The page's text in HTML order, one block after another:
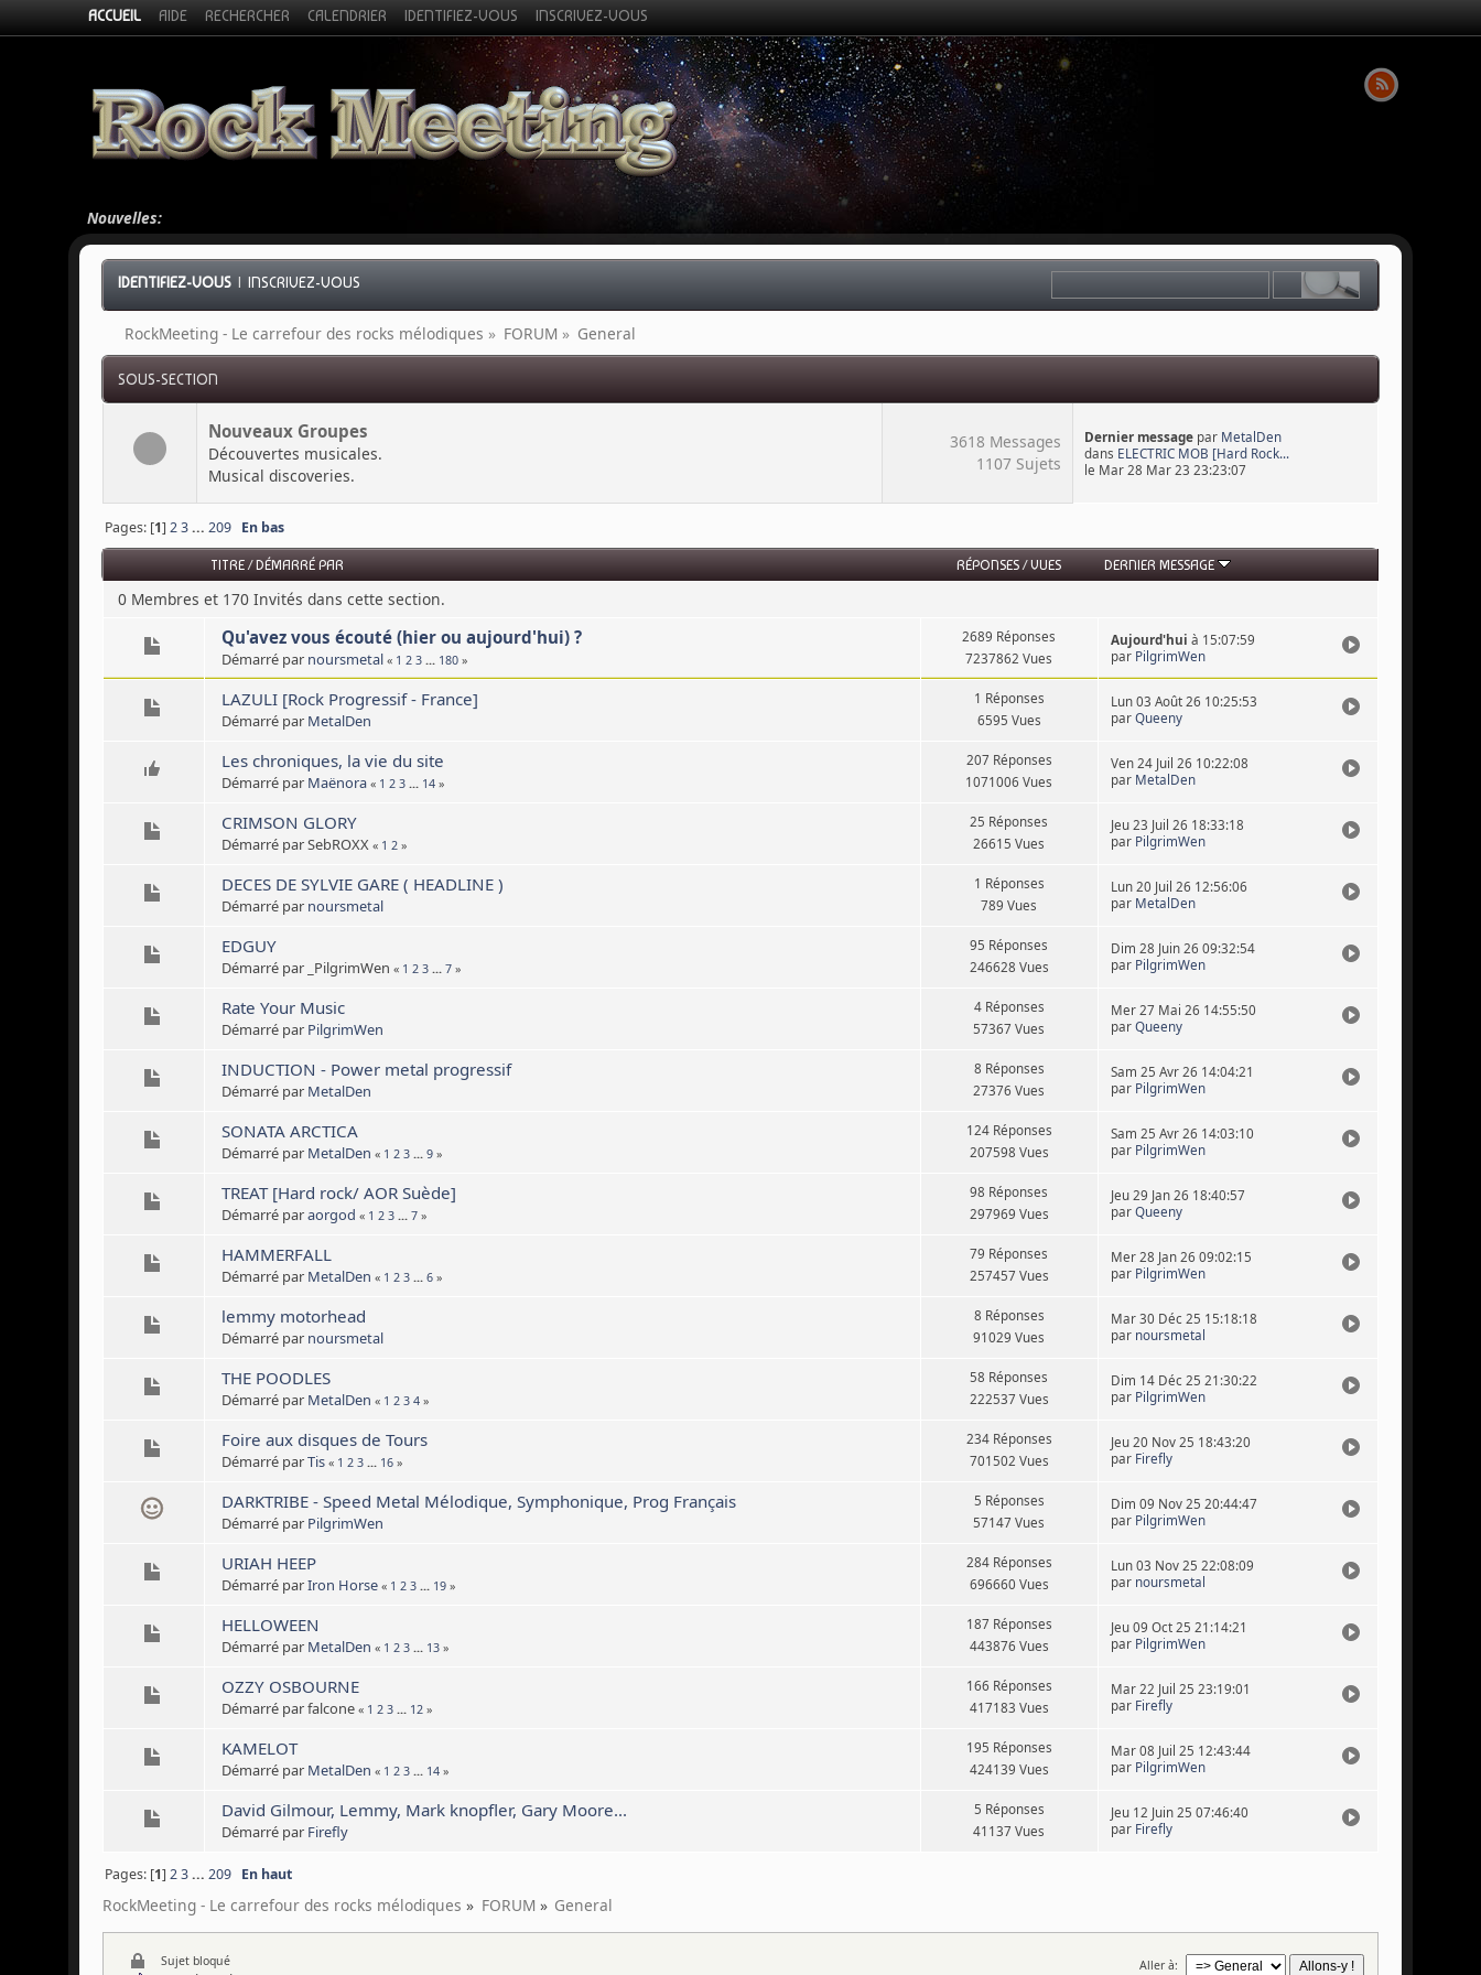
ACCUEIL AIDE RECHERCHER CALENDRIER IDENTIFIEZ-VOUS INSCRIVEZ-VOUS
Nouvelles:
IDENTIFIEZ-VOUS |INSCRIVEZ-VOUS
RockMeeting - Le carrefour des rocks mélodiques » FORUM » General
SOUS-SECTION
Nouveaux Groupes
Découvertes musicales.
Musical discoveries.
3618 Messages
1107 Sujets
Dernier messagepar MetalDen
dans ELECTRIC MOB [Hard Rock...
le Mar 28 Mar 23 23:23:07
Pages: [1]23...209 En bas
TITRE/DÉMARRÉ PAR RÉPONSES/VUES DERNIER MESSAGE
0 Membres et 170 Invités dans cette section.
Qu'avez vous écouté (hier ou aujourd'hui) ?
Démarré par noursmetal « 1 2 3 ... 180»
2689 Réponses
7237862 Vues
Aujourd'hui à 15:07:59
par PilgrimWen
LAZULI [Rock Progressif - France]
Démarré par MetalDen
1 Réponses
6595 Vues
Lun 03 Août 26 10:25:53
parQueeny
Les chroniques, la vie du site
Démarré par Maënora « 1 2 3 ... 14»
207 Réponses
1071006 Vues
Ven 24 Juil 26 10:22:08
par MetalDen
CRIMSON GLORY
Démarré par SebROXX « 1 2»
25 Réponses
26615 Vues
Jeu 23 Juil 26 18:33:18
par PilgrimWen
DECES DE SYLVIE GARE ( HEADLINE )
Démarré par noursmetal
1 Réponses
789 Vues
Lun 20 Juil 26 12:56:06
par MetalDen
EDGUY
Démarré par _PilgrimWen « 1 2 3 ... 7»
95 Réponses
246628 Vues
Dim 28 Juin 26 09:32:54
par PilgrimWen
Rate Your Music
Démarré par PilgrimWen
4 Réponses
57367 Vues
Mer 27 Mai 26 14:55:50
parQueeny
INDUCTION - Power metal progressif
Démarré par MetalDen
8 Réponses
27376 Vues
Sam 25 Avr 26 14:04:21
par PilgrimWen
SONATA ARCTICA
Démarré par MetalDen « 1 2 3 ... 9»
124 Réponses
207598 Vues
Sam 25 Avr 26 14:03:10
par PilgrimWen
TREAT [Hard rock/ AOR Suède]
Démarré paraorgod « 1 2 3 ... 7»
98 Réponses
297969 Vues
Jeu 29 Jan 26 18:40:57
parQueeny
HAMMERFALL
Démarré par MetalDen « 1 2 3 ... 6»
79 Réponses
257457 Vues
Mer 28 Jan 26 09:02:15
par PilgrimWen
lemmy motorhead
Démarré par noursmetal
8 Réponses
91029 Vues
Mar 30 Déc 25 15:18:18
par noursmetal
THE POODLES
Démarré par MetalDen « 1 2 3 4»
58 Réponses
222537 Vues
Dim 14 Déc 25 21:30:22
par PilgrimWen
Foire aux disques de Tours
Démarré parTis « 1 2 3 ... 16»
234 Réponses
701502 Vues
Jeu 20 Nov 25 18:43:20
par Firefly
DARKTRIBE - Speed Metal Mélodique, Symphonique, Prog Français
Démarré par PilgrimWen
5 Réponses
57147 Vues
Dim 09 Nov 25 20:44:47
par PilgrimWen
URIAH HEEP
Démarré parIron Horse « 1 2 3 ... 19»
284 Réponses
696660 Vues
Lun 03 Nov 25 22:08:09
par noursmetal
HELLOWEEN
Démarré par MetalDen « 1 2 3 ... 13»
187 Réponses
443876 Vues
Jeu 09 Oct 25 21:14:21
par PilgrimWen
OZZY OSBOURNE
Démarré par falcone « 1 2 3 ... 12»
166 Réponses
417183 Vues
Mar 22 Juil 25 23:19:01
par Firefly
KAMELOT
Démarré par MetalDen « 1 2 3 ... 14»
195 Réponses
424139 Vues
Mar 08 Juil 25 12:43:44
par PilgrimWen
David Gilmour, Lemmy, Mark knopfler, Gary Moore...
Démarré par Firefly
5 Réponses
41137 Vues
Jeu 12 Juin 25 07:46:40
par Firefly
Pages: [1]23...209 En haut
RockMeeting - Le carrefour des rocks mélodiques » FORUM » General
Aller à:
Sujet bloqué